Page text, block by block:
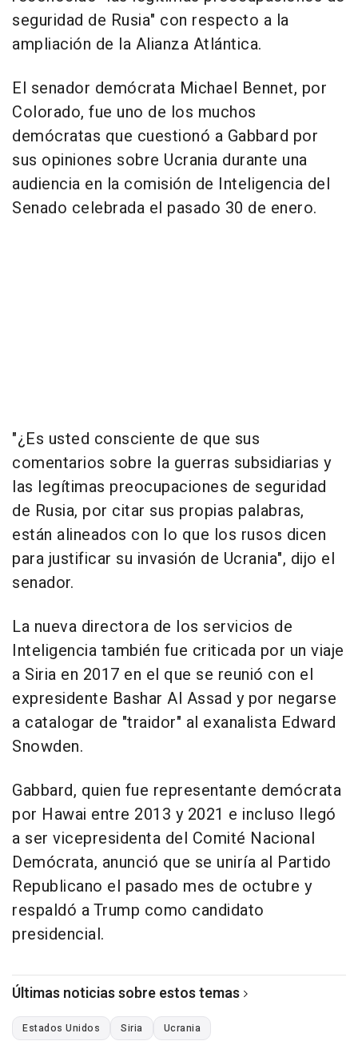
seguridad de Rusia" con respecto a la
ampliación de la Alianza Atlántica.
El senador demócrata Michael Bennet, por
Colorado, fue uno de los muchos
demócratas que cuestionó a Gabbard por
sus opiniones sobre Ucrania durante una
audiencia en la comisión de Inteligencia del
Senado celebrada el pasado 30 de enero.
"¿Es usted consciente de que sus
comentarios sobre la guerras subsidiarias y
las legítimas preocupaciones de seguridad
de Rusia, por citar sus propias palabras,
están alineados con lo que los rusos dicen
para justificar su invasión de Ucrania", dijo el
senador.
La nueva directora de los servicios de
Inteligencia también fue criticada por un viaje
a Siria en 2017 en el que se reunió con el
expresidente Bashar Al Assad y por negarse
a catalogar de "traidor" al exanalista Edward
Snowden.
Gabbard, quien fue representante demócrata
por Hawai entre 2013 y 2021 e incluso llegó
a ser vicepresidenta del Comité Nacional
Demócrata, anunció que se uniría al Partido
Republicano el pasado mes de octubre y
respaldó a Trump como candidato
presidencial.
Últimas noticias sobre estos temas
Estados Unidos Siria Ucrania